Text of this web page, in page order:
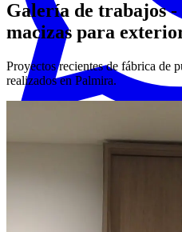
Galería de trabajos
macizas para
Proyectos recientes de fábrica de
realizados en Palmira.